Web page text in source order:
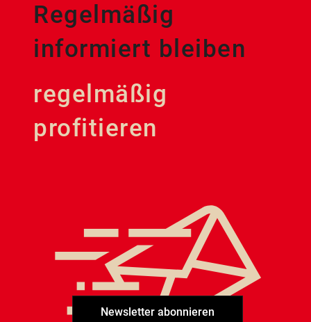
Regelmäßig
informiert bleiben
regelmäßig
profitieren
Newsletter abonnieren